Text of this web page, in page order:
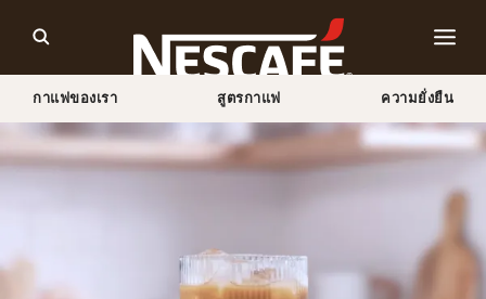
กาแฟของเรา สูตรกาแฟ ความยั่งยืน
Home สูตรกาแฟ กาแฟเย็นเวียดนาม